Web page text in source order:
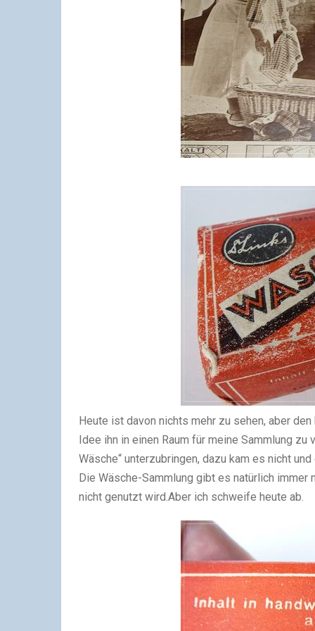
Heute ist davon nichts mehr zu sehen, aber
Idee ihn in einen Raum für meine Sammlung zu
Wäsche“ unterzubringen, dazu kam es nicht
Die Wäsche-Sammlung gibt es natürlich
nicht genutzt wird. Aber ich schweife heute ab.